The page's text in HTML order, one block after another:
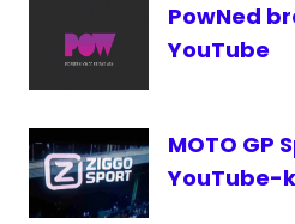
PowNed
YouTube
MOTO GP
YouTube-